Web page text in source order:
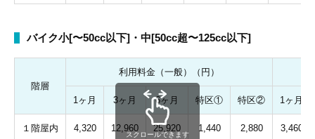
バイク小[〜50cc以下]・中[50cc超〜125cc以下]
階層
利用料金（一般）（円）
1ヶ月 3ヶ月 6ヶ月 特区① 特区② 1ヶ月
１階屋内 4,320 12,960 25,920 1,440 2,880 3,460
スクロールできます